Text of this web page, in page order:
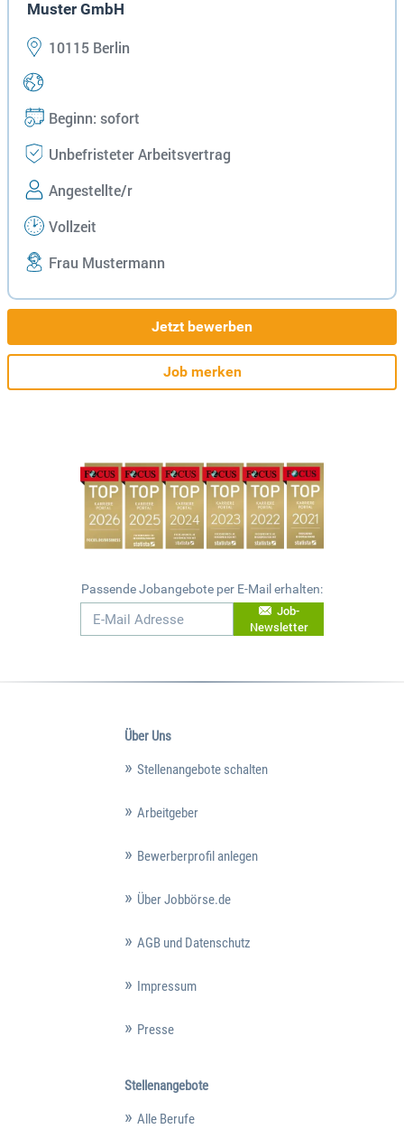
Muster GmbH
10115 Berlin
Beginn: sofort
Unbefristeter Arbeitsvertrag
Angestellte/r
Vollzeit
Frau Mustermann
Jetzt bewerben
Job merken
Passende Jobangebote per E-Mail erhalten:
Job-
Newsletter
Über Uns
Stellenangebote schalten
Arbeitgeber
Bewerberprofil anlegen
Über Jobbörse.de
AGB und Datenschutz
Impressum
Presse
Stellenangebote
Alle Berufe